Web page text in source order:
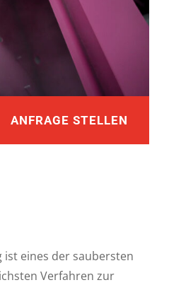
ANFRAGE STELLEN
ist eines der saubersten
Verfahren zur